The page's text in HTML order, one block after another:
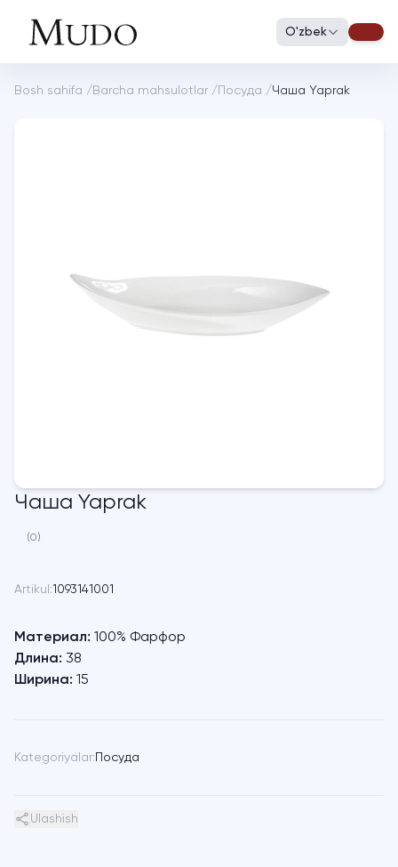
O'zbek
Bosh sahifa / Barcha mahsulotlar / Посуда /Чаша Yaprak
Чаша Yaprak
(0)
Artikul:1093141001
Материал: 100% Фарфор
Длина: 38
Ширина: 15
Kategoriyalar: Посуда
Ulashish